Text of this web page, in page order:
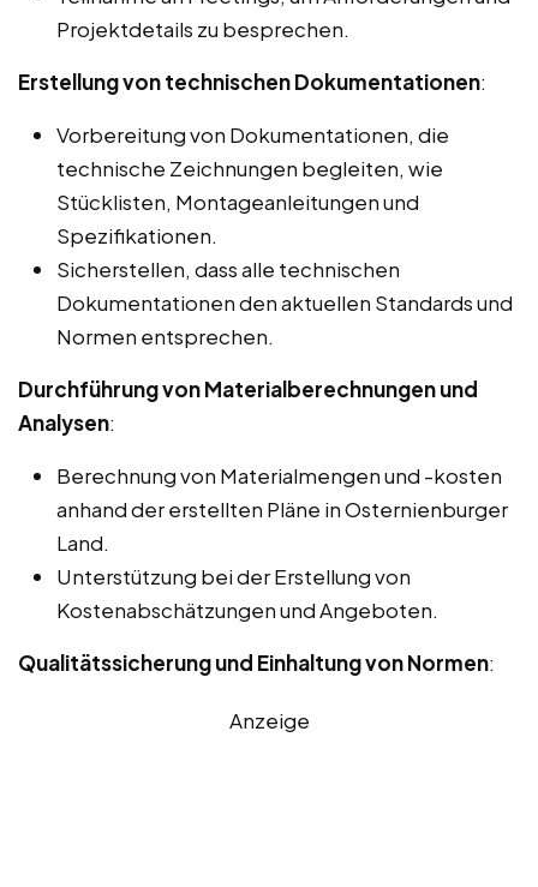
Projektdetails zu besprechen.
Erstellung von technischen Dokumentationen:
Vorbereitung von Dokumentationen, die
technische Zeichnungen begleiten, wie
Stücklisten, Montageanleitungen und
Spezifikationen.
Sicherstellen, dass alle technischen
Dokumentationen den aktuellen Standards und
Normen entsprechen.
Durchführung von Materialberechnungen und
Analysen:
Berechnung von Materialmengen und -kosten
anhand der erstellten Pläne in Osternienburger
Land.
Unterstützung bei der Erstellung von
Kostenabschätzungen und Angeboten.
Qualitätssicherung und Einhaltung von Normen:
Anzeige